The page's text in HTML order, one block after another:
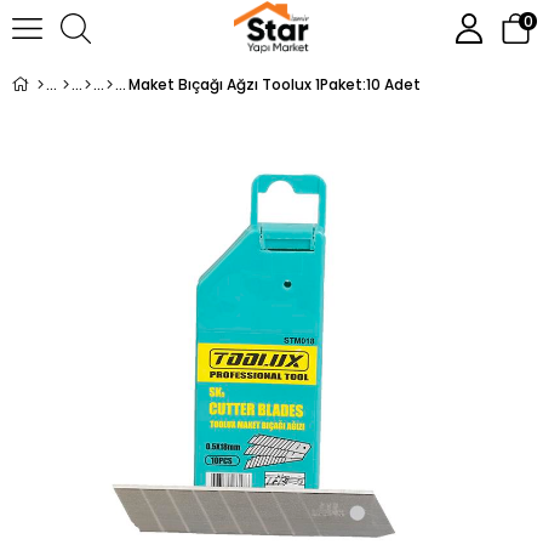
0
Maket Bıçağı Ağzı Toolux 1Paket:10 Adet